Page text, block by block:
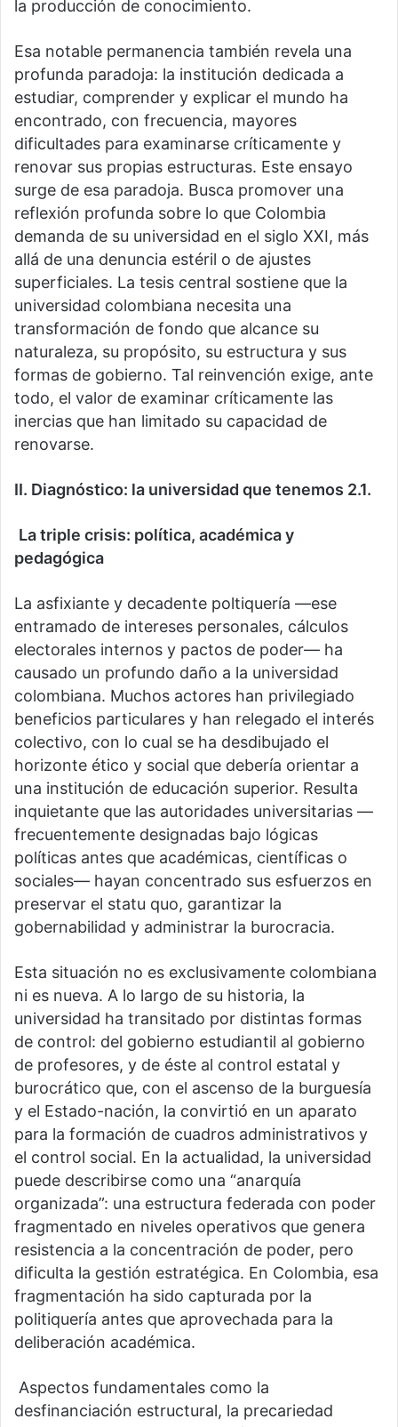
la producción de conocimiento.
Esa notable permanencia también revela una
profunda paradoja: la institución dedicada a
estudiar, comprender y explicar el mundo ha
encontrado, con frecuencia, mayores
dificultades para examinarse críticamente y
renovar sus propias estructuras. Este ensayo
surge de esa paradoja. Busca promover una
reflexión profunda sobre lo que Colombia
demanda de su universidad en el siglo XXI, más
allá de una denuncia estéril o de ajustes
superficiales. La tesis central sostiene que la
universidad colombiana necesita una
transformación de fondo que alcance su
naturaleza, su propósito, su estructura y sus
formas de gobierno. Tal reinvención exige, ante
todo, el valor de examinar críticamente las
inercias que han limitado su capacidad de
renovarse.
II. Diagnóstico: la universidad que tenemos 2.1.
La triple crisis: política, académica y
pedagógica
La asfixiante y decadente poltiquería —ese
entramado de intereses personales, cálculos
electorales internos y pactos de poder— ha
causado un profundo daño a la universidad
colombiana. Muchos actores han privilegiado
beneficios particulares y han relegado el interés
colectivo, con lo cual se ha desdibujado el
horizonte ético y social que debería orientar a
una institución de educación superior. Resulta
inquietante que las autoridades universitarias —
frecuentemente designadas bajo lógicas
políticas antes que académicas, científicas o
sociales— hayan concentrado sus esfuerzos en
preservar el statu quo, garantizar la
gobernabilidad y administrar la burocracia.
Esta situación no es exclusivamente colombiana
ni es nueva. A lo largo de su historia, la
universidad ha transitado por distintas formas
de control: del gobierno estudiantil al gobierno
de profesores, y de éste al control estatal y
burocrático que, con el ascenso de la burguesía
y el Estado-nación, la convirtió en un aparato
para la formación de cuadros administrativos y
el control social. En la actualidad, la universidad
puede describirse como una “anarquía
organizada”: una estructura federada con poder
fragmentado en niveles operativos que genera
resistencia a la concentración de poder, pero
dificulta la gestión estratégica. En Colombia, esa
fragmentación ha sido capturada por la
politiquería antes que aprovechada para la
deliberación académica.
Aspectos fundamentales como la
desfinanciación estructural, la precariedad